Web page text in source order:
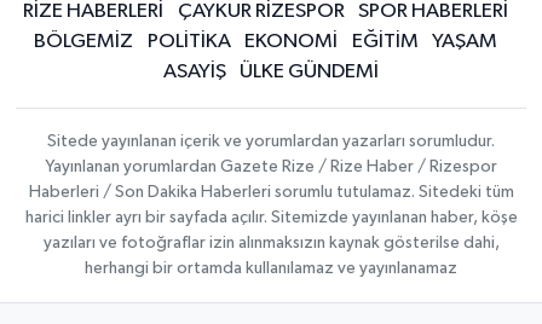
RİZE HABERLERİ ÇAYKUR RİZESPOR
SPOR HABERLERİ
BÖLGEMİZ
POLİTİKA EKONOMİ EĞİTİM
YAŞAM
ASAYİŞ
ÜLKE GÜNDEMİ
Sitede yayınlanan içerik ve yorumlardan yazarları sorumludur.
Yayınlanan yorumlardan Gazete Rize / Rize Haber / Rizespor
Haberleri / Son Dakika Haberleri sorumlu tutulamaz. Sitedeki tüm
harici linkler ayrı bir sayfada açılır. Sitemizde yayınlanan haber, köşe
yazıları ve fotoğraflar izin alınmaksızın kaynak gösterilse dahi,
herhangi bir ortamda kullanılamaz ve yayınlanamaz